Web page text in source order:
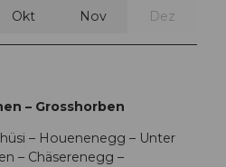
Okt Nov Dez
– Grosshorben
– Houenenegg – Unter
– Chäserenegg –